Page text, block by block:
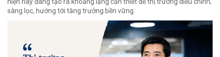
sàng lọc, hướng tới tăng trưởng bền vững.